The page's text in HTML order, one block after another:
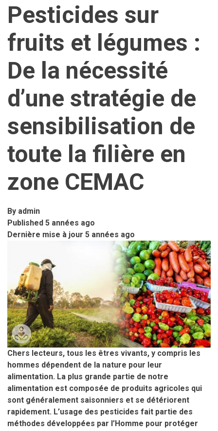
Pesticides sur
fruits et légumes :
De la nécessité
d’une stratégie de
sensibilisation de
toute la filière en
zone CEMAC
By admin
Published 5 années ago
Dernière mise à jour 5 années ago
Chers lecteurs, tous les êtres vivants, y compris les
hommes dépendent de la nature pour leur
alimentation. La plus grande partie de notre
alimentation est composée de produits agricoles qui
sont généralement saisonniers et se détériorent
rapidement. L’usage des pesticides fait partie des
méthodes développées par l’Homme pour protéger